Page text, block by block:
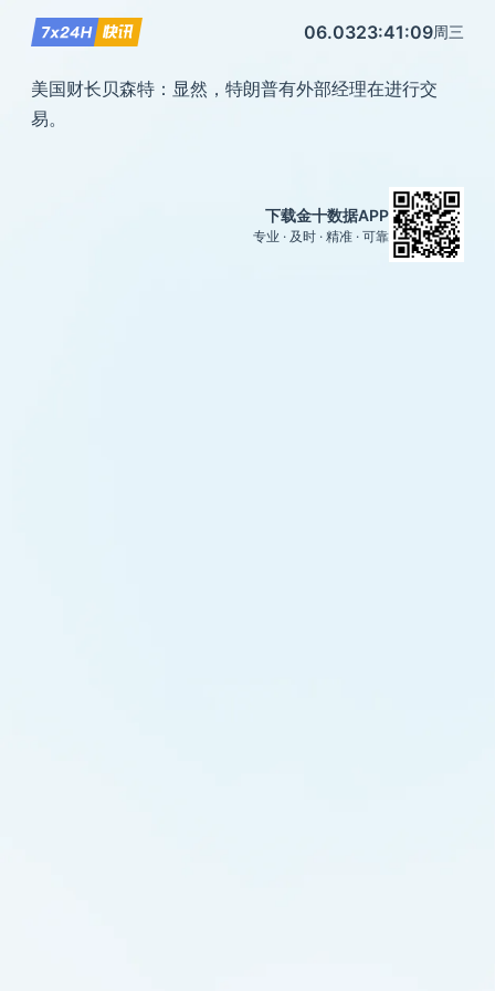
06.0323:41:09周三
美国财长贝森特：显然，特朗普有外部经理在进行交
易。
下载金十数据APP
专业 · 及时 · 精准 · 可靠